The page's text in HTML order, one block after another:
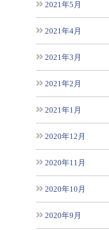
2021年5月
2021年4月
2021年3月
2021年2月
2021年1月
2020年12月
2020年11月
2020年10月
2020年9月